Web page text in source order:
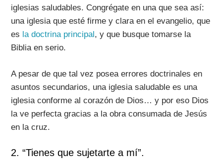
iglesias saludables. Congrégate en una que sea así:
una iglesia que esté firme y clara en el evangelio, que
es la doctrina principal , y que busque tomarse la
Biblia en serio.
A pesar de que tal vez posea errores doctrinales en
asuntos secundarios, una iglesia saludable es una
iglesia conforme al corazón de Dios… y por eso Dios
la ve perfecta gracias a la obra consumada de Jesús
en la cruz.
2. “Tienes que sujetarte a mí”.